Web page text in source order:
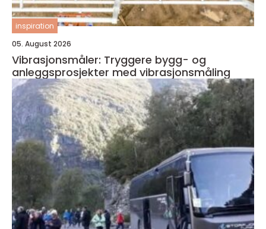
inspiration
05. August 2026
Vibrasjonsmåler: Tryggere bygg- og
anleggsprosjekter med vibrasjonsmåling